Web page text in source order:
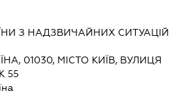
З НАДЗВИЧАЙНИХ СИТУАЦІЙ
01030, МІСТО КИЇВ, ВУЛИЦЯ
55